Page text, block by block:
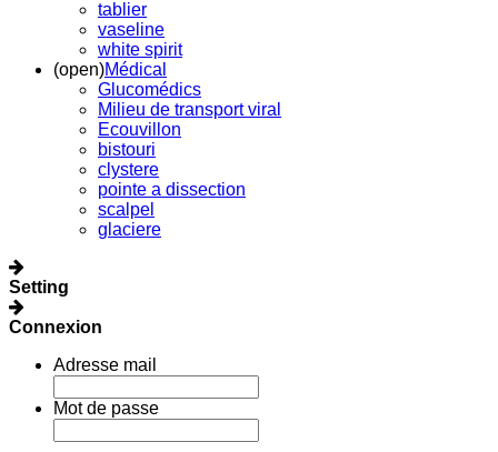
tablier
vaseline
white spirit
(open)Médical
Glucomédics
Milieu de transport viral
Ecouvillon
bistouri
clystere
pointe a dissection
scalpel
glaciere
Setting
Connexion
Adresse mail
Mot de passe